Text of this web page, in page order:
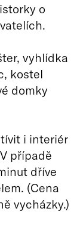
o
vyhlídka
kostel
domky
i interiér
případě
dříve
(Cena
vycházky.)